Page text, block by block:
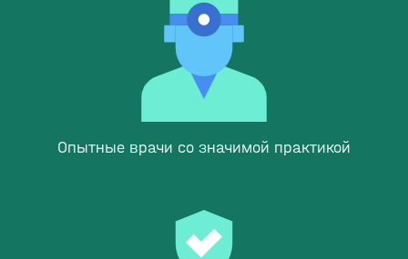
Опытные врачи со значимой практикой